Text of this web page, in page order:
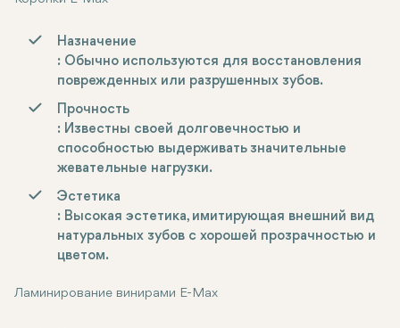
Назначение
: Обычно используются для восстановления
поврежденных или разрушенных зубов.
Прочность
: Известны своей долговечностью и
способностью выдерживать значительные
жевательные нагрузки.
Эстетика
: Высокая эстетика, имитирующая внешний вид
натуральных зубов с хорошей прозрачностью и
цветом.
Ламинирование винирами E-Max